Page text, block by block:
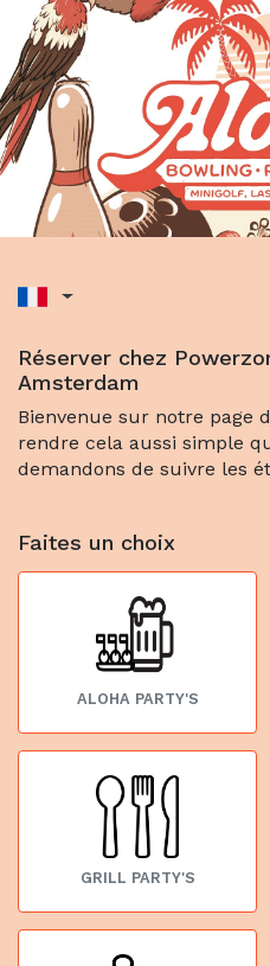
Réserver chez
Amsterdam
Bienvenue sur notre page
rendre cela aussi simple
demandons de suivre les
Faites un choix
ALOHA PARTY'S
GRILL PARTY'S